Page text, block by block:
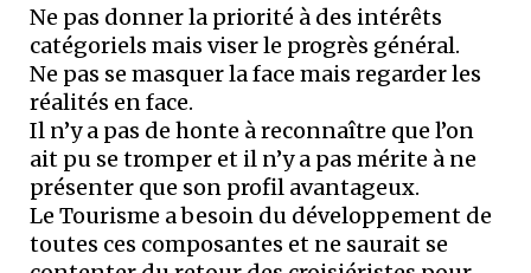
Ne pas donner la priorité à des intérêts
catégoriels mais viser le progrès général.
Ne pas se masquer la face mais regarder les
réalités en face.
Il n’y a pas de honte à reconnaître que l’on
ait pu se tromper et il n’y a pas mérite à ne
présenter que son profil avantageux.
Le Tourisme a besoin du développement de
toutes ces composantes et ne saurait se